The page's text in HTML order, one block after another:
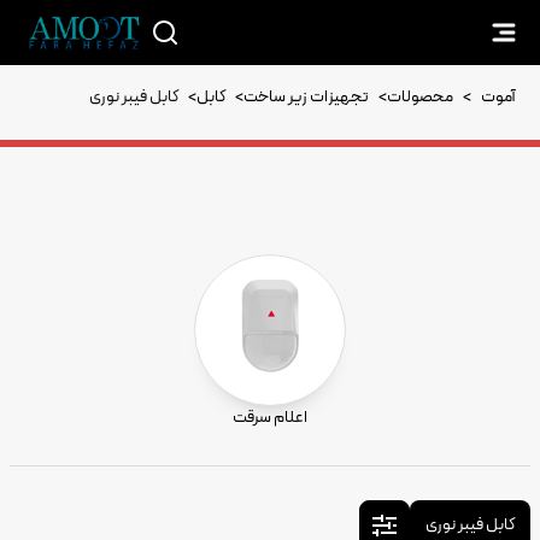
آموت > محصولات> تجهیزات زیر ساخت> کابل> کابل فیبر نوری
اعلام سرقت
کابل فیبر نوری